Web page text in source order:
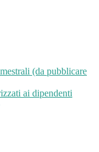
(da pubblicare
ai dipendenti